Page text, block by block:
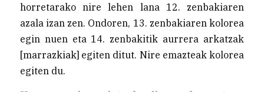
horretarako nire lehen lana 12. zenbakiaren
azala izan zen. Ondoren, 13. zenbakiaren kolorea
egin nuen eta 14. zenbakitik aurrera arkatzak
[marrazkiak] egiten ditut. Nire emazteak kolorea
egiten du.